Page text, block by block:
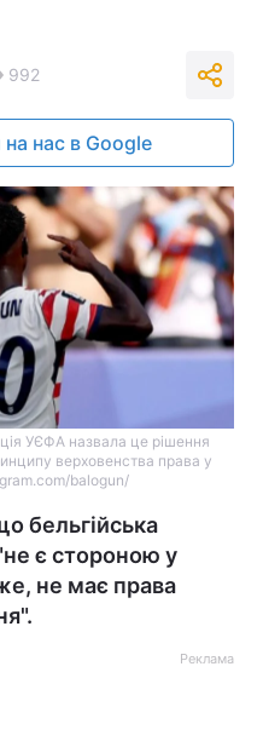
992
на нас в Google
УЄФА назвала це рішення
верховенства права у
balogun/
бельгійська
є стороною у
не має права
Реклама